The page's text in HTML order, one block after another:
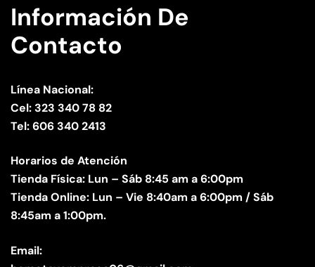
Información De
Contacto
Línea Nacional:
Cel: 323 340 78 82
Tel: 606 340 2413
Horarios de Atención
Tienda Física: Lun – Sáb 8:45 am a 6:00pm
Tienda Online: Lun – Vie 8:40am a 6:00pm / Sáb
8:45am a 1:00pm.
Email: